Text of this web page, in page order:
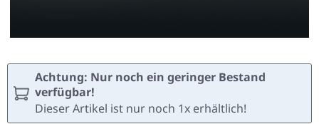
Achtung: Nur noch ein geringer Bestand
verfügbar!
Dieser Artikel ist nur noch 1x erhältlich!